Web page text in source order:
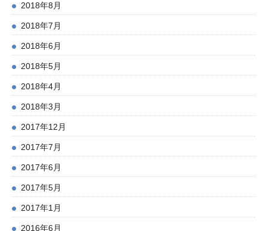
2018年8月
2018年7月
2018年6月
2018年5月
2018年4月
2018年3月
2017年12月
2017年7月
2017年6月
2017年5月
2017年1月
2016年6月